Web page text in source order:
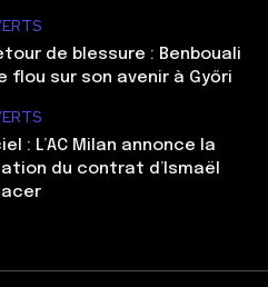
de blessure : Benbouali
flou sur son avenir à Győri
: L’AC Milan annonce la
du contrat d’Ismaël